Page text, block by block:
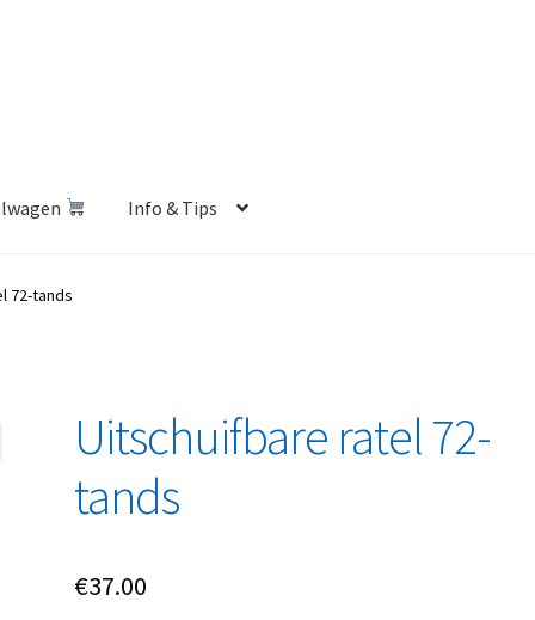
Info & Tips
Shop
72-tands
Uitschuifbare ratel 72-
tands
€37.00